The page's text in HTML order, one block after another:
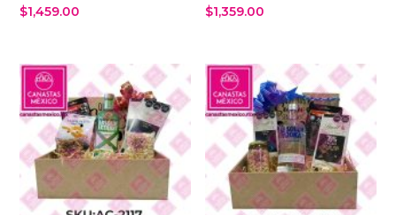
$1,459.00 $1,359.00